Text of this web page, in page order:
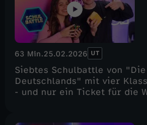
63 Min.25.02.2026 UT
Siebtes Schulbattle von
Deutschlands" mit vier
- und nur ein Ticket für die